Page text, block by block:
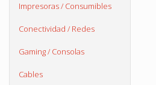
Impresoras / Consumibles
Conectividad / Redes
Gaming / Consolas
Cables